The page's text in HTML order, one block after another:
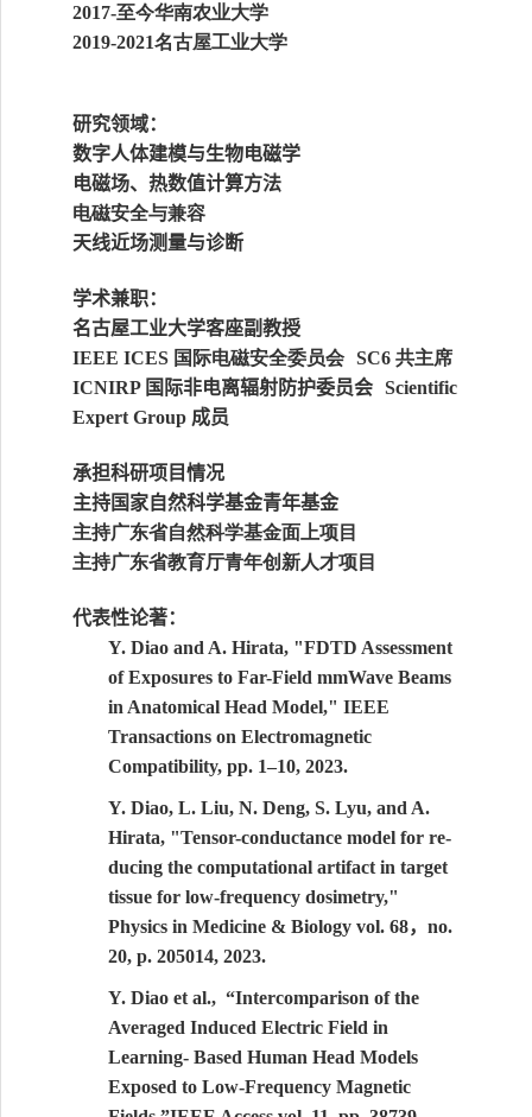
2017-至今华南农业大学
2019-2021名古屋工业大学
研究领域：
数字人体建模与生物电磁学
电磁场、热数值计算方法
电磁安全与兼容
天线近场测量与诊断
学术兼职：
名古屋工业大学客座副教授
IEEE ICES 国际电磁安全委员会 SC6 共主席
ICNIRP 国际非电离辐射防护委员会 Scientific
Expert Group 成员
承担科研项目情况
主持国家自然科学基金青年基金
主持广东省自然科学基金面上项目
主持广东省教育厅青年创新人才项目
代表性论著：
Y. Diao and A. Hirata, "FDTD Assessment
of Exposures to Far-Field mmWave Beams
in Anatomical Head Model," IEEE
Transactions on Electromagnetic
Compatibility, pp. 1–10, 2023.
Y. Diao, L. Liu, N. Deng, S. Lyu, and A.
Hirata, "Tensor-conductance model for re-
ducing the computational artifact in target
tissue for low-frequency dosimetry,"
Physics in Medicine & Biology vol. 68， no.
20, p. 205014, 2023.
Y. Diao et al., “Intercomparison of the
Averaged Induced Electric Field in
Learning- Based Human Head Models
Exposed to Low-Frequency Magnetic